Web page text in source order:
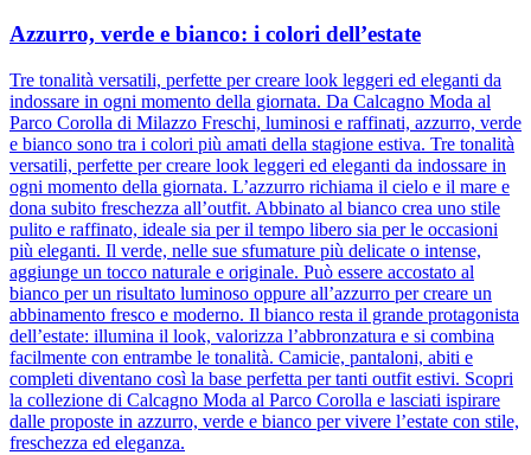
Azzurro, verde e bianco: i colori dell’estate
Tre tonalità versatili, perfette per creare look leggeri ed eleganti da
indossare in ogni momento della giornata. Da Calcagno Moda al
Parco Corolla di Milazzo Freschi, luminosi e raffinati, azzurro, verde
e bianco sono tra i colori più amati della stagione estiva. Tre tonalità
versatili, perfette per creare look leggeri ed eleganti da indossare in
ogni momento della giornata. L’azzurro richiama il cielo e il mare e
dona subito freschezza all’outfit. Abbinato al bianco crea uno stile
pulito e raffinato, ideale sia per il tempo libero sia per le occasioni
più eleganti. Il verde, nelle sue sfumature più delicate o intense,
aggiunge un tocco naturale e originale. Può essere accostato al
bianco per un risultato luminoso oppure all’azzurro per creare un
abbinamento fresco e moderno. Il bianco resta il grande protagonista
dell’estate: illumina il look, valorizza l’abbronzatura e si combina
facilmente con entrambe le tonalità. Camicie, pantaloni, abiti e
completi diventano così la base perfetta per tanti outfit estivi. Scopri
la collezione di Calcagno Moda al Parco Corolla e lasciati ispirare
dalle proposte in azzurro, verde e bianco per vivere l’estate con stile,
freschezza ed eleganza.